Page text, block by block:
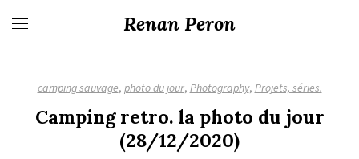
Renan Peron
camping sauvage, photo du jour, Photography, Projets, séries.
Camping retro. la photo du jour
(28/12/2020)